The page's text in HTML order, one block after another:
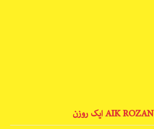
AIK ROZAN ایک روزن